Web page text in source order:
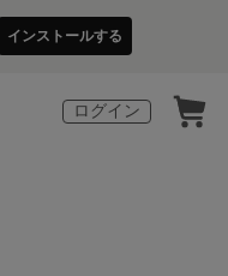
インストールする
ログイン